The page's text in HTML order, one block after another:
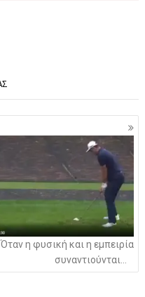
Όταν η φυσική και η εμπειρία
συναντιούνται…